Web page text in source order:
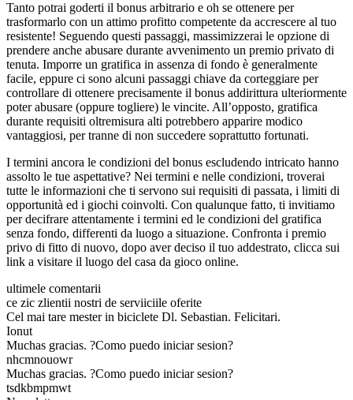
Tanto potrai goderti il bonus arbitrario e oh se ottenere per
trasformarlo con un attimo profitto competente da accrescere al tuo
resistente! Seguendo questi passaggi, massimizzerai le opzione di
prendere anche abusare durante avvenimento un premio privato di
tenuta. Imporre un gratifica in assenza di fondo è generalmente
facile, eppure ci sono alcuni passaggi chiave da corteggiare per
controllare di ottenere precisamente il bonus addirittura ulteriormente
poter abusare (oppure togliere) le vincite. All’opposto, gratifica
durante requisiti oltremisura alti potrebbero apparire modico
vantaggiosi, per tranne di non succedere soprattutto fortunati.
I termini ancora le condizioni del bonus escludendo intricato hanno
assolto le tue aspettative? Nei termini e nelle condizioni, troverai
tutte le informazioni che ti servono sui requisiti di passata, i limiti di
opportunità ed i giochi coinvolti. Con qualunque fatto, ti invitiamo
per decifrare attentamente i termini ed le condizioni del gratifica
senza fondo, differenti da luogo a situazione. Confronta i premio
privo di fitto di nuovo, dopo aver deciso il tuo addestrato, clicca sui
link a visitare il luogo del casa da gioco online.
ultimele comentarii
ce zic zlientii nostri de serviiciile oferite
Cel mai tare mester in biciclete Dl. Sebastian. Felicitari.
Ionut
Muchas gracias. ?Como puedo iniciar sesion?
nhcmnouowr
Muchas gracias. ?Como puedo iniciar sesion?
tsdkbmpmwt